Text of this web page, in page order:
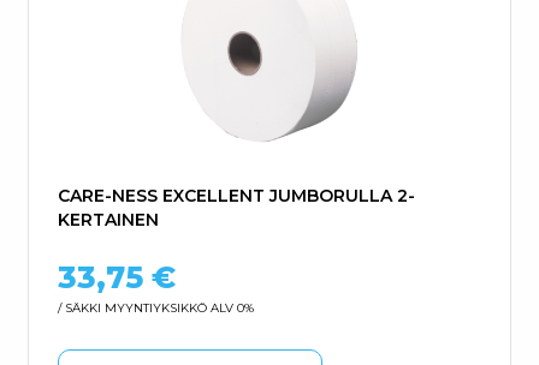
CARE-NESS EXCELLENT JUMBORULLA 2-
KERTAINEN
33,75 €
/ SÄKKI MYYNTIYKSIKKÖ ALV 0%